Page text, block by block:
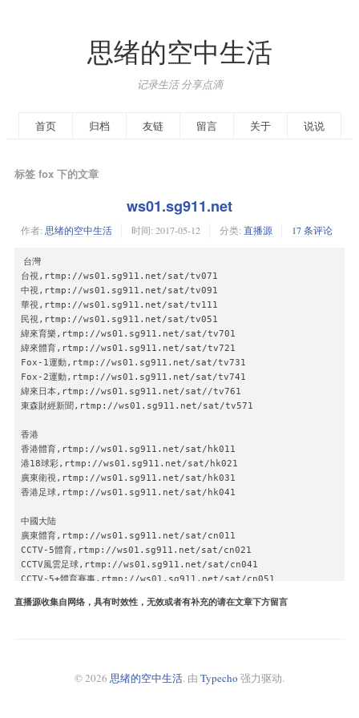
思绪的空中生活
记录生活 分享点滴
首页 归档 友链 留言 关于 说说
标签 fox 下的文章
ws01.sg911.net
作者: 思绪的空中生活 时间: 2017-05-12 分类: 直播源 17 条评论
台灣
台視,rtmp://ws01.sg911.net/sat/tv071
中視,rtmp://ws01.sg911.net/sat/tv091
華視,rtmp://ws01.sg911.net/sat/tv111
民視,rtmp://ws01.sg911.net/sat/tv051
緯來育樂,rtmp://ws01.sg911.net/sat/tv701
緯來體育,rtmp://ws01.sg911.net/sat/tv721
Fox-1運動,rtmp://ws01.sg911.net/sat/tv731
Fox-2運動,rtmp://ws01.sg911.net/sat/tv741
緯來日本,rtmp://ws01.sg911.net/sat//tv761
東森財經新聞,rtmp://ws01.sg911.net/sat/tv571
香港
香港體育,rtmp://ws01.sg911.net/sat/hk011
港18球彩,rtmp://ws01.sg911.net/sat/hk021
廣東衛視,rtmp://ws01.sg911.net/sat/hk031
香港足球,rtmp://ws01.sg911.net/sat/hk041
中國大陆
廣東體育,rtmp://ws01.sg911.net/sat/cn011
CCTV-5體育,rtmp://ws01.sg911.net/sat/cn021
CCTV風雲足球,rtmp://ws01.sg911.net/sat/cn041
CCTV-5+體育賽事,rtmp://ws01.sg911.net/sat/cn051
日本
日FOX體育,rtmp://ws01.sg911.net/sat/jp051
直播源收集自网络，具有时效性，无效或者有补充的请在文章下方留言
© 2026 思绪的空中生活. 由 Typecho 强力驱动.